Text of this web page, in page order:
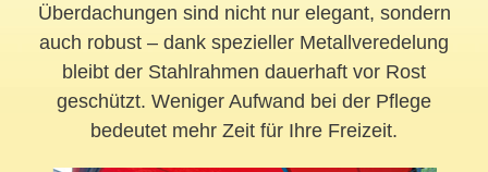
Überdachungen sind nicht nur elegant, sondern
auch robust – dank spezieller Metallveredelung
bleibt der Stahlrahmen dauerhaft vor Rost
geschützt. Weniger Aufwand bei der Pflege
bedeutet mehr Zeit für Ihre Freizeit.